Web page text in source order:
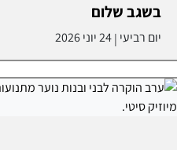
בשגב שלום
יום רביעי |24 יוני 2026